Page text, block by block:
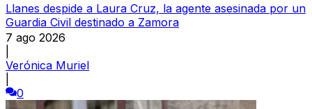
Llanes despide a Laura Cruz, la agente asesinada por un
Guardia Civil destinado a Zamora
7 ago 2026
Verónica Muriel
0